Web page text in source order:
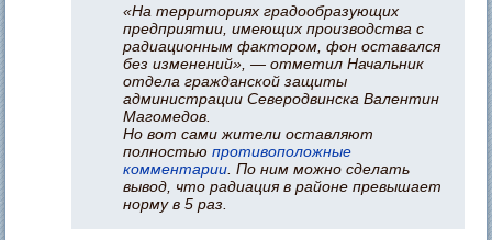
«На территориях градообразующих
предприятии, имеющих производства с
радиационным фактором, фон оставался
без изменений», — отметил Начальник
отдела гражданской защиты
администрации Северодвинска Валентин
Магомедов.
Но вот сами жители оставляют
полностьюпротивоположные
комментарии . По ним можно сделать
вывод, что радиация в районе превышает
норму в 5 раз.